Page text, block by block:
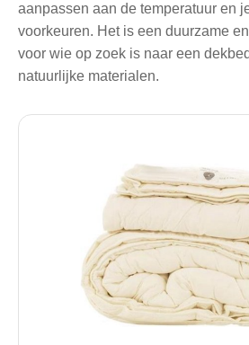
aanpassen aan de temperatuur en
voorkeuren. Het is een duurzame
voor wie op zoek is naar een
natuurlijke materialen.